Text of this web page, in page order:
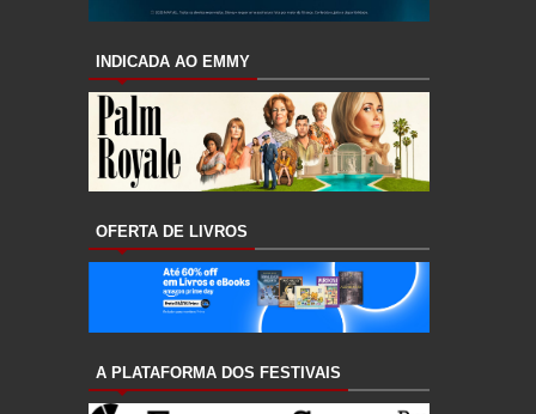
INDICADA AO EMMY
OFERTA DE LIVROS
A PLATAFORMA DOS FESTIVAIS